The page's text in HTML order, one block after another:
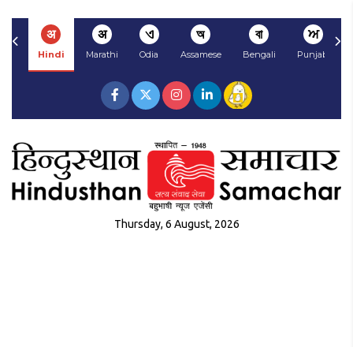
अ
Hindi
अ
Marathi
ଏ
Odia
অ
Assamese
বা
Bengali
ਅ
Punjabi
Thursday, 6 August, 2026